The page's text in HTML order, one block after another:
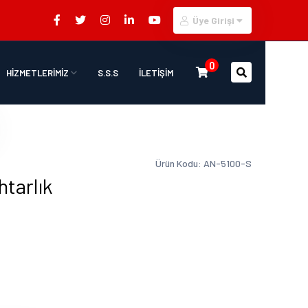
Üye Girişi
HİZMETLERİMİZ S.S.S İLETİŞİM
0
Ürün Kodu: AN-5100-S